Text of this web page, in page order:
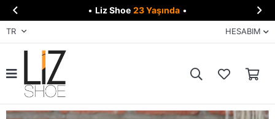
 • Liz Shoe 23 Yaşında • 
TR HESABIM